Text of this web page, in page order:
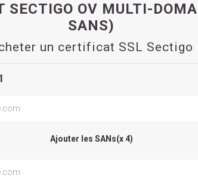
SECTIGO OV MULTI-
SANS)
un certificat SSL Sectigo
Ajouter les SANs(x 4)